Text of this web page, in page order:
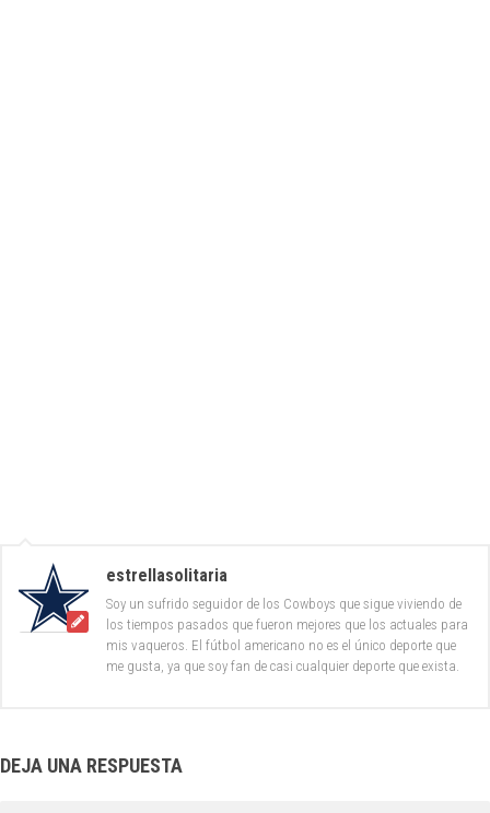
estrellasolitaria
Soy un sufrido seguidor de los Cowboys que sigue viviendo de
los tiempos pasados que fueron mejores que los actuales para
mis vaqueros. El fútbol americano no es el único deporte que
me gusta, ya que soy fan de casi cualquier deporte que exista.
DEJA UNA RESPUESTA